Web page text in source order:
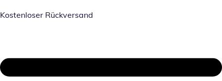
Kostenloser Rückversand